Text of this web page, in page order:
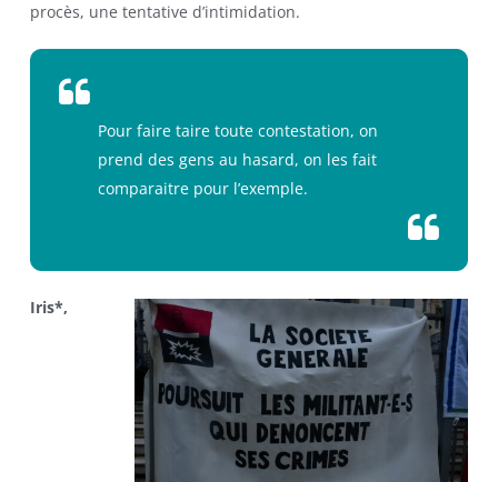
procès, une tentative d’intimidation.
Pour faire taire toute contestation, on
prend des gens au hasard, on les fait
comparaitre pour l’exemple.
Iris*,